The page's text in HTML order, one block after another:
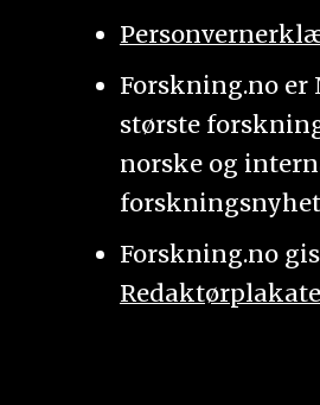
Forskning.no er
største
norske og
Forskning.no